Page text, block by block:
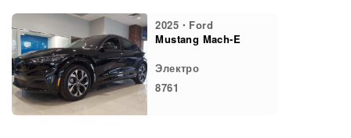
2025・Ford
Mustang Mach-E
Электро
8761